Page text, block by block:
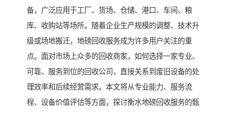
备，广泛应用于工厂、货场、仓储、港口、车间、粮
库、收购站等场所。随着企业生产规模的调整、技术升
级或场地搬迁，地磅回收服务成为许多用户关注的重
点。面对市场上众多的回收商家，如何选择一家专业、
可靠、服务到位的回收公司，直接关系到废旧设备的处
理效率和后续经营需求。本文将从专业能力、服务流
程、设备价值评估等方面，探讨衡水地磅回收服务的甄